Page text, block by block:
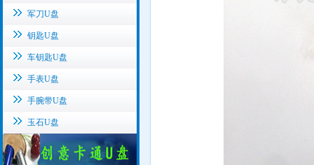
军刀U盘
钥匙U盘
车钥匙U盘
手表U盘
手腕带U盘
玉石U盘